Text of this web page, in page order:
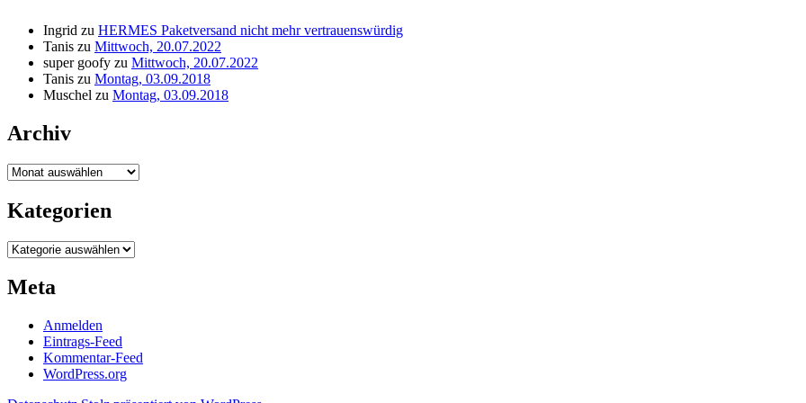
Ingrid zu HERMES Paketversand nicht mehr vertrauenswürdig
Tanis zu Mittwoch, 20.07.2022
super goofy zu Mittwoch, 20.07.2022
Tanis zu Montag, 03.09.2018
Muschel zu Montag, 03.09.2018
Archiv
Archiv
Kategorien
Kategorien
Meta
Anmelden
Eintrags-Feed
Kommentar-Feed
WordPress.org